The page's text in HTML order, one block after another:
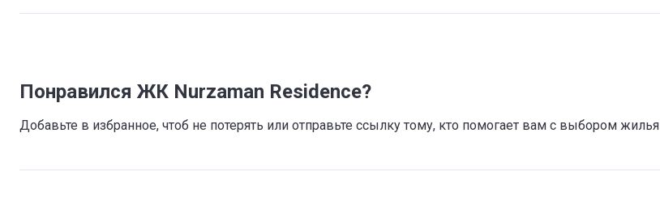
Понравился ЖК Nurzaman Residence?
Добавьте в избранное, чтоб не потерять или отправьте ссылку тому, кто помогает вам с выбором жилья